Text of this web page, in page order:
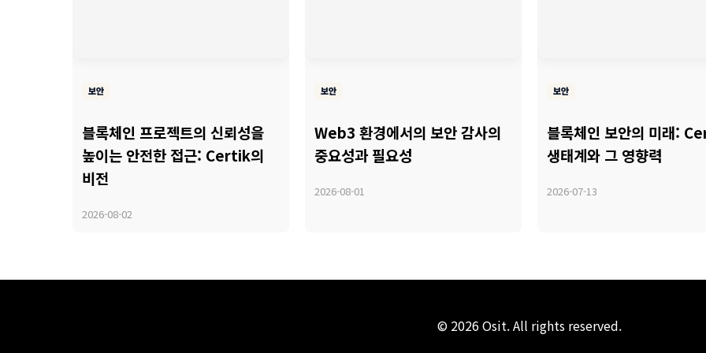
보안
블록체인 프로젝트의 신뢰성을
높이는 안전한 접근: Certik의
비전
2026-08-02
보안
Web3 환경에서의 보안 감사의
중요성과 필요성
2026-08-01
보안
블록체인 보안의 미래:
생태계와 그 영향력
2026-07-13
© 2026 Osit. All rights reserved.